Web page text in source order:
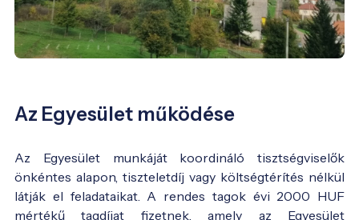
Az Egyesület működése
Az Egyesület munkáját koordináló tisztségviselők
önkéntes alapon, tiszteletdíj vagy költségtérítés nélkül
látják el feladataikat. A rendes tagok évi 2000 HUF
mértékű tagdíjat fizetnek, amely az Egyesület